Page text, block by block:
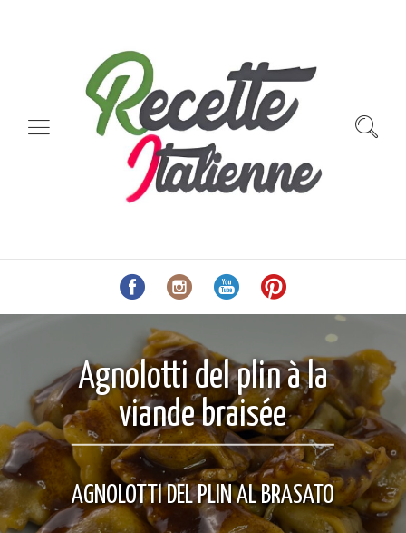
Agnolotti del plin à la
viande braisée
AGNOLOTTI DEL PLIN AL BRASATO